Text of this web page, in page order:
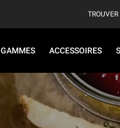
GAMMES ACCESSOIRES